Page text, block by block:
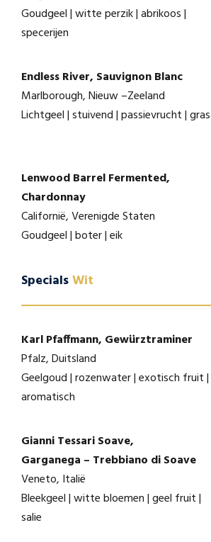
Goudgeel | witte perzik | abrikoos |
specerijen
Endless River, Sauvignon Blanc
Marlborough, Nieuw –Zeeland
Lichtgeel | stuivend | passievrucht | gras
Lenwood Barrel Fermented,
Chardonnay
Californië, Verenigde Staten
Goudgeel | boter | eik
SpecialsWit
Karl Pfaffmann, Gewürztraminer
Pfalz, Duitsland
Geelgoud | rozenwater | exotisch fruit |
aromatisch
Gianni Tessari Soave,
Garganega – Trebbiano di Soave
Veneto, Italië
Bleekgeel | witte bloemen | geel fruit |
salie